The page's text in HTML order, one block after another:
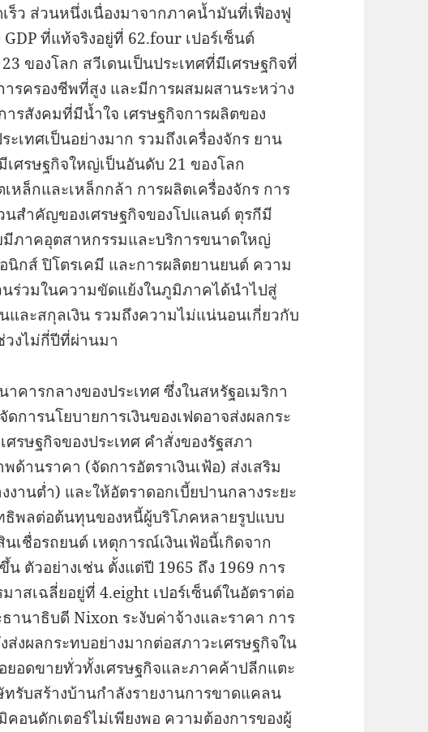
เร็ว ส่วนหนึ่งเนื่องมาจากภาคน้ำมันที่เฟื่องฟู
ที่แท้จริงอยู่ที่ 62.four เปอร์เซ็นต์
ของโลก สวีเดนเป็นประเทศที่มีเศรษฐกิจที่
รครองชีพที่สูง และมีการผสมผสานระหว่าง
รสังคมที่มีน้ำใจ เศรษฐกิจการผลิตของ
เทศเป็นอย่างมาก รวมถึงเครื่องจักร ยาน
ศรษฐกิจใหญ่เป็นอันดับ 21 ของโลก
หล็กและเหล็กกล้า การผลิตเครื่องจักร การ
สำคัญของเศรษฐกิจของโปแลนด์ ตุรกีมี
ภาคอุตสาหกรรมและบริการขนาดใหญ่
นิกส์ ปิโตรเคมี และการผลิตยานยนต์ ความ
นร่วมในความขัดแย้งในภูมิภาคได้นำไปสู่
ละสกุลเงิน รวมถึงความไม่แน่นอนเกี่ยวกับ
วงไม่กี่ปีที่ผ่านมา
คารกลางของประเทศ ซึ่งในสหรัฐอเมริกา
การนโยบายการเงินของเฟดอาจส่งผลกระ
รษฐกิจของประเทศ คำสั่งของรัฐสภา
ด้านราคา (จัดการอัตราเงินเฟ้อ) ส่งเสริม
งานต่ำ) และให้อัตราดอกเบี้ยปานกลางระยะ
ธิพลต่อต้นทุนของหนี้ผู้บริโภคหลายรูปแบบ
เชื่อรถยนต์ เหตุการณ์เงินเฟ้อนี้เกิดจาก
น ตัวอย่างเช่น ตั้งแต่ปี 1965 ถึง 1969 การ
าสเฉลี่ยอยู่ที่ 4.eight เปอร์เซ็นต์ในอัตราต่อ
านาธิบดี Nixon ระงับค่าจ้างและราคา การ
งผลกระทบอย่างมากต่อสภาวะเศรษฐกิจใน
อดขายทั่วทั้งเศรษฐกิจและภาคค้าปลีกแตะ
รับสร้างบ้านกำลังรายงานการขาดแคลน
อนดักเตอร์ไม่เพียงพอ ความต้องการของผู้